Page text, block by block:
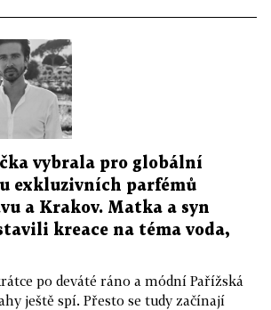
vybrala pro globální
exkluzivních parfémů
a Krakov. Matka a syn
kreace na téma voda,
po deváté ráno a módní Pařížská
ještě spí. Přesto se tudy začínají